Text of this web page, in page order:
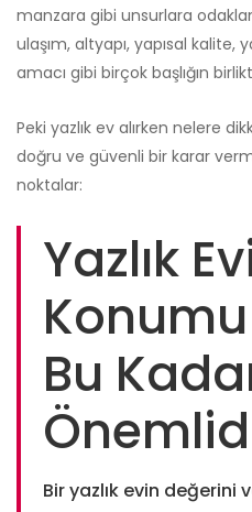
manzara gibi unsurlara
ulaşım, altyapı, yapısal kalite,
amacı gibi birçok başlığın
Peki yazlık ev alırken nelere
doğru ve güvenli bir karar
noktalar:
Yazlık
Bu
Bir yazlık evin değerini